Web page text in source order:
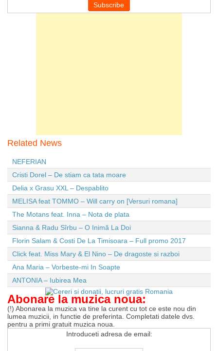
Related News
NEFERIAN
Cristi Dorel – De stiam ca tata moare
Delia x Grasu XXL – Despablito
MELISA feat TOMMO – Will carry on [Versuri romana]
The Motans feat. Inna – Nota de plata
Sianna & Radu Sîrbu – O Inimă La Doi
Florin Salam & Costi De La Timisoara – Full promo 2017
Click feat. Miss Mary & El Nino – De dragoste si razboi
Ana Maria – Vorbeste-mi In Soapte
ANTONIA – Iubirea Mea
Abonare la muzica noua:
(!) Abonarea la muzica va tine la curent cu tot ce este nou din
lumea muzicii, in functie de preferinta. Completati datele dvs.
pentru a primi gratuit muzica noua.
Introduceti adresa de email: